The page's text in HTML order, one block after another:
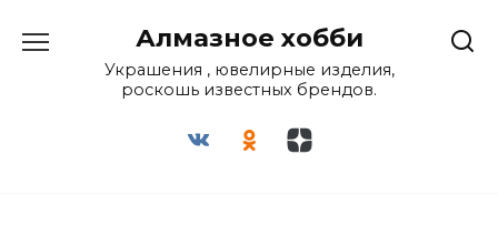
содержанию
Алмазное хобби
Украшения , ювелирные изделия,
роскошь известных брендов.